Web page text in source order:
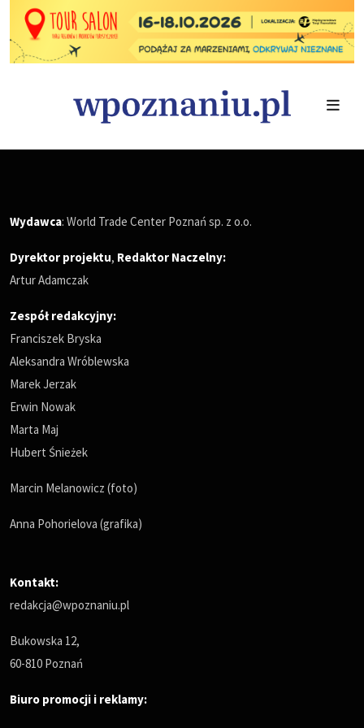
Wydawca: World Trade Center Poznań sp. z o.o.
Dyrektor projektu, Redaktor Naczelny:
Artur Adamczak
Zespół redakcyjny:
Franciszek Bryska
Aleksandra Wróblewska
Marek Jerzak
Erwin Nowak
Marta Maj
Hubert Śnieżek
Marcin Melanowicz (foto)
Anna Pohorielova (grafika)
Kontakt:
redakcja@wpoznaniu.pl
Bukowska 12,
60-810 Poznań
Biuro promocji i reklamy: